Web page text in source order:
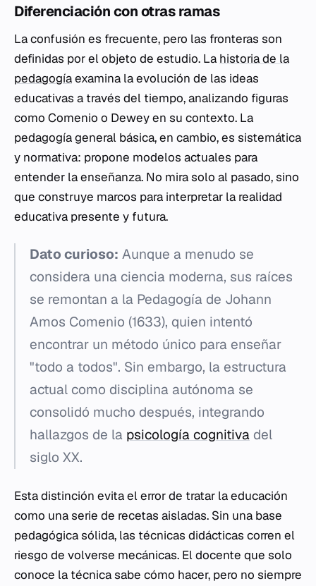
Diferenciación con otras ramas
La confusión es frecuente, pero las fronteras son
definidas por el objeto de estudio. La historia de la
pedagogíaexamina la evolución de las ideas
educativas a través del tiempo, analizando figuras
como Comenio o Dewey en su contexto. La
pedagogía general básica, en cambio, es sistemática
y normativa: propone modelos actuales para
entender la enseñanza. No mira solo al pasado, sino
que construye marcos para interpretar la realidad
educativa presente y futura.
Dato curioso: Aunque a menudo se
considera una ciencia moderna, sus raíces
se remontan a la Pedagogía de Johann
Amos Comenio (1633), quien intentó
encontrar un método único para enseñar
"todo a todos". Sin embargo, la estructura
actual como disciplina autónoma se
consolidó mucho después, integrando
hallazgos de la psicología cognitiva del
siglo XX.
Esta distinción evita el error de tratar la educación
como una serie de recetas aisladas. Sin una base
pedagógica sólida, las técnicas didácticas corren el
riesgo de volverse mecánicas. El docente que solo
conoce la técnica sabe cómo hacer, pero no siempre